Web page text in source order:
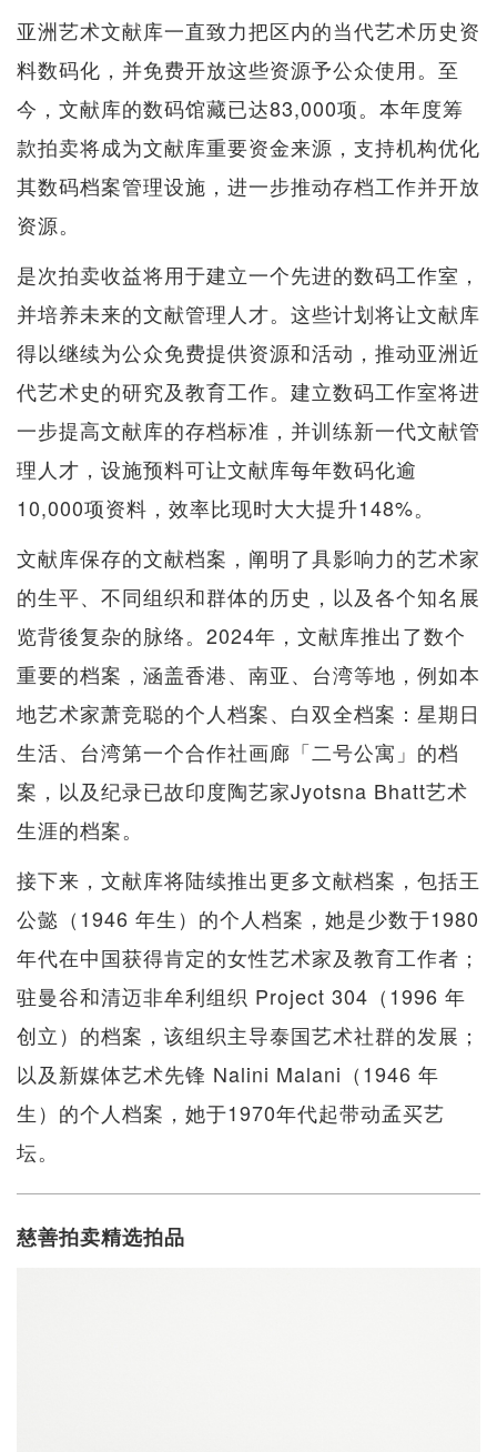
亚洲艺术文献库一直致力把区内的当代艺术历史资
料数码化，并免费开放这些资源予公众使用。至
今，文献库的数码馆藏已达83,000项。本年度筹
款拍卖将成为文献库重要资金来源，支持机构优化
其数码档案管理设施，进一步推动存档工作并开放
资源。
是次拍卖收益将用于建立一个先进的数码工作室，
并培养未来的文献管理人才。这些计划将让文献库
得以继续为公众免费提供资源和活动，推动亚洲近
代艺术史的研究及教育工作。建立数码工作室将进
一步提高文献库的存档标准，并训练新一代文献管
理人才，设施预料可让文献库每年数码化逾
10,000项资料，效率比现时大大提升148%。
文献库保存的文献档案，阐明了具影响力的艺术家
的生平、不同组织和群体的历史，以及各个知名展
览背後复杂的脉络。2024年，文献库推出了数个
重要的档案，涵盖香港、南亚、台湾等地，例如本
地艺术家萧竞聪的个人档案、白双全档案：星期日
生活、台湾第一个合作社画廊「二号公寓」的档
案，以及纪录已故印度陶艺家Jyotsna Bhatt艺术
生涯的档案。
接下来，文献库将陆续推出更多文献档案，包括王
公懿（1946 年生）的个人档案，她是少数于1980
年代在中国获得肯定的女性艺术家及教育工作者；
驻曼谷和清迈非牟利组织 Project 304（1996 年
创立）的档案，该组织主导泰国艺术社群的发展；
以及新媒体艺术先锋 Nalini Malani（1946 年
生）的个人档案，她于1970年代起带动孟买艺
坛。
慈善拍卖精选拍品